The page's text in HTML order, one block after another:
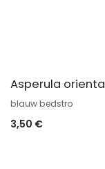
Asperula
blauw bedstro
3,50 €